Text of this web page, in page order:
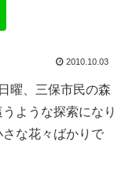
2010.10.03
曜、三保市民の森
ような探索になり
な花々ばかりで